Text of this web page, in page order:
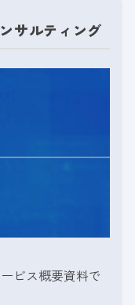
サルティング
ビス概要資料で